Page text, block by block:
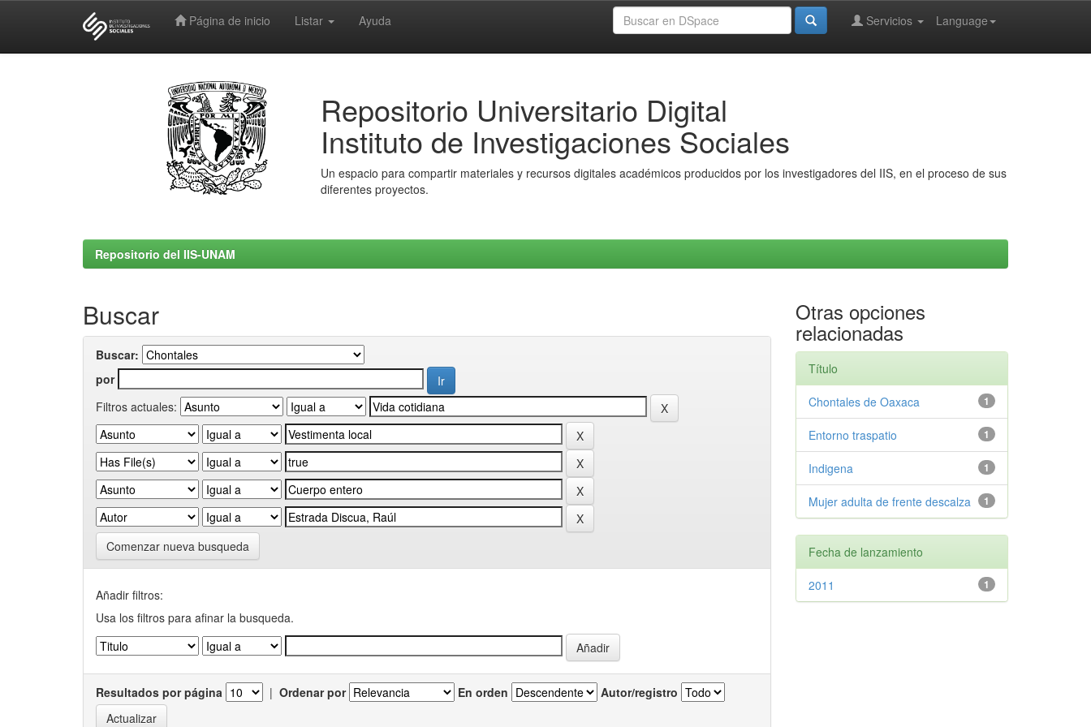
Página de inicio Listar Ayuda Language
Servicios
Repositorio Universitario Digital
Instituto de Investigaciones Sociales
Un espacio para compartir materiales y recursos digitales académicos producidos por los investigadores del IIS, en el proceso de sus
diferentes proyectos.
Repositorio del IIS-UNAM
Buscar
Buscar:
por
Filtros actuales:
Comenzar nueva busqueda
Añadir filtros:
Usa los filtros para afinar la busqueda.
Resultados por página | Ordenar por En orden Autor/registro
Otras opciones
relacionadas
Título
1
Chontales de Oaxaca
1
Entorno traspatio
1
Indigena
1
Mujer adulta de frente descalza
Fecha de lanzamiento
1
2011